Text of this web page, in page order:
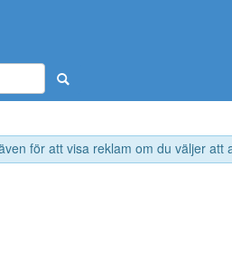
för att visa reklam om du väljer